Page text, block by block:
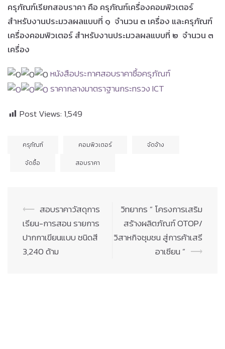
ครุภัณฑ์เรียกสอบราคา คือ ครุภัณฑ์เครื่องคอมพิวเตอร์
สำหรับงานประมวลผลแบบที่ ๑ จำนวน ๓ เครื่อง และครุภัณฑ์
เครื่องคอมพิวเตอร์ สำหรับงานประมวลผลแบบที่ ๒ จำนวน ๓
เครื่อง
หนังสือประกาศสอบราคาซื้อครุภัณฑ์
ราคากลางมาตราฐานกระทรวง ICT
Post Views: 1,549
ครุภัณฑ์ คอมพิวเตอร์
จัดจ้าง
จัดซื้อ
สอบราคา
Post
navigation
⟵ สอบราคาวัสดุการ
เรียน-การสอน รายการ
ปากกาเขียนแบบ ชนิดสี
3,240 ด้าม
วิทยากร ” โครงการเสริม
สร้างผลิตภัณฑ์ OTOP/
วิสาหกิจชุมชน สู่การค้าเสรี
อาเซียน ” ⟶